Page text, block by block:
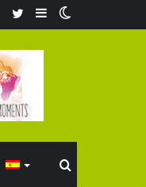
Barra
Twitter
Facebook
Buscar